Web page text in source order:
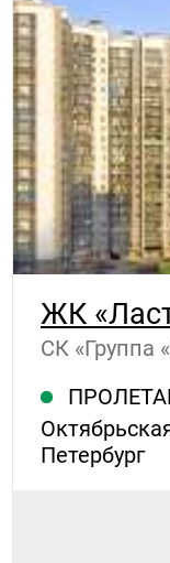
ЖК
СК «Группа
Петербург